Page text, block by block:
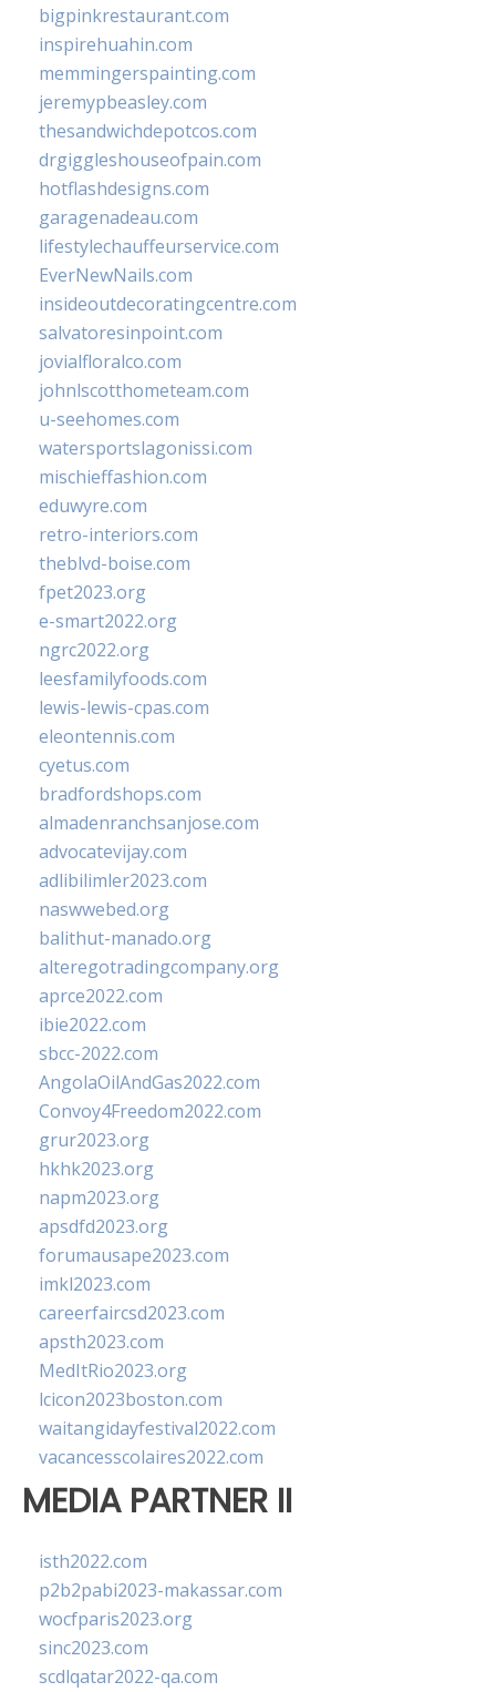
bigpinkrestaurant.com
inspirehuahin.com
memmingerspainting.com
jeremypbeasley.com
thesandwichdepotcos.com
drgiggleshouseofpain.com
hotflashdesigns.com
garagenadeau.com
lifestylechauffeurservice.com
EverNewNails.com
insideoutdecoratingcentre.com
salvatoresinpoint.com
jovialfloralco.com
johnlscotthometeam.com
u-seehomes.com
watersportslagonissi.com
mischieffashion.com
eduwyre.com
retro-interiors.com
theblvd-boise.com
fpet2023.org
e-smart2022.org
ngrc2022.org
leesfamilyfoods.com
lewis-lewis-cpas.com
eleontennis.com
cyetus.com
bradfordshops.com
almadenranchsanjose.com
advocatevijay.com
adlibilimler2023.com
naswwebed.org
balithut-manado.org
alteregotradingcompany.org
aprce2022.com
ibie2022.com
sbcc-2022.com
AngolaOilAndGas2022.com
Convoy4Freedom2022.com
grur2023.org
hkhk2023.org
napm2023.org
apsdfd2023.org
forumausape2023.com
imkl2023.com
careerfaircsd2023.com
apsth2023.com
MedItRio2023.org
lcicon2023boston.com
waitangidayfestival2022.com
vacancesscolaires2022.com
MEDIA PARTNER II
isth2022.com
p2b2pabi2023-makassar.com
wocfparis2023.org
sinc2023.com
scdlqatar2022-qa.com